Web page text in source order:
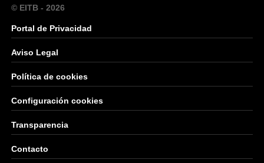
© EITB - 2026
Portal de Privacidad
Aviso Legal
Política de cookies
Configuración cookies
Transparencia
Contacto